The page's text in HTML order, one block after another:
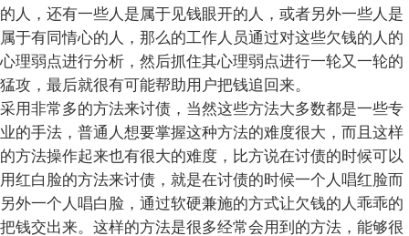
的人，还有一些人是属于见钱眼开的人，或者另外一些人是
属于有同情心的人，那么的工作人员通过对这些欠钱的人的
心理弱点进行分析，然后抓住其心理弱点进行一轮又一轮的
猛攻，最后就很有可能帮助用户把钱追回来。
采用非常多的方法来讨债，当然这些方法大多数都是一些专
业的手法，普通人想要掌握这种方法的难度很大，而且这样
的方法操作起来也有很大的难度，比方说在讨债的时候可以
用红白脸的方法来讨债，就是在讨债的时候一个人唱红脸而
另外一个人唱白脸，通过软硬兼施的方式让欠钱的人乖乖的
把钱交出来。这样的方法是很多经常会用到的方法，能够很